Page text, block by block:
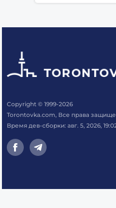
Copyright © 1999-2026
Torontovka.com, Все права
Время дев-сборки: авг. 5, 2026,